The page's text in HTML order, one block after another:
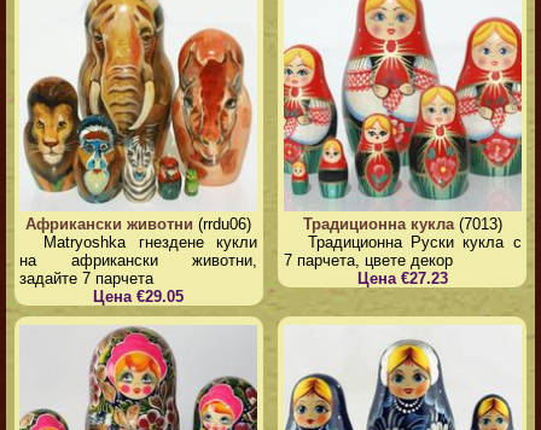
Африкански животни (rrdu06)
Matryoshka гнездене кукли
на африкански животни,
задайте 7 парчета
Цена €29.05
Традиционна кукла(7013)
Традиционна Руски кукла с
7 парчета, цвете декор
Цена €27.23